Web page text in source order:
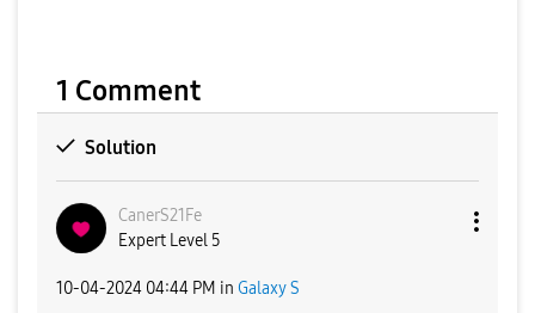
1 Comment
Solution
CanerS21Fe
Expert Level 5
‎10-04-2024 04:44 PM in Galaxy S